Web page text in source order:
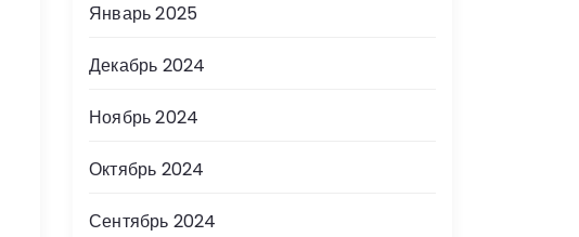
Январь 2025
Декабрь 2024
Ноябрь 2024
Октябрь 2024
Сентябрь 2024